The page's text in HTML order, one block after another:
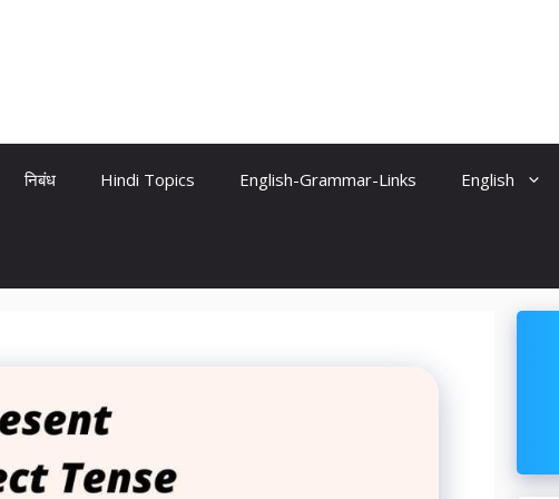
निबंध Hindi Topics English-Grammar-Links English